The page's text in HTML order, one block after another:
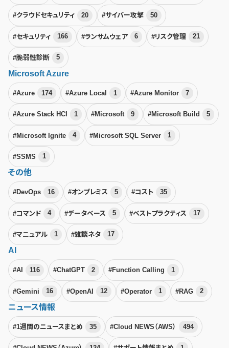
#クラウドセキュリティ 20 #サイバー攻撃 50
#セキュリティ 166 #ランサムウェア 6 #リスク管理 21
#脆弱性診断 5
Microsoft Azure
#Azure 174 #Azure Local 1 #Azure Monitor 7
#Azure Stack HCI 1 #Microsoft 9 #Microsoft Build 5
#Microsoft Ignite 4 #Microsoft SQL Server 1
#SSMS 1
その他
#DevOps 16 #オンプレミス 5 #コスト 35
#コマンド 4 #データベース 5 #ベストプラクティス 17
#マニュアル 1 #雑談ネタ 17
AI
#AI 116 #ChatGPT 2 #Function Calling 1
#Gemini 16 #OpenAI 12 #Operator 1 #RAG 2
ニュース情報
#1週間のニュースまとめ 35 #Cloud NEWS（AWS） 494